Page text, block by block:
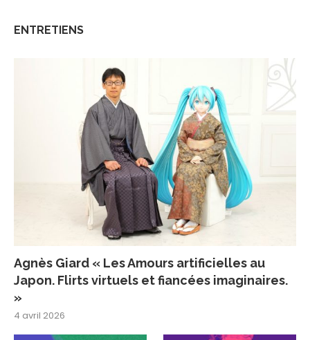
ENTRETIENS
Agnès Giard « Les Amours artificielles au
Japon. Flirts virtuels et fiancées imaginaires.
»
4 avril 2026